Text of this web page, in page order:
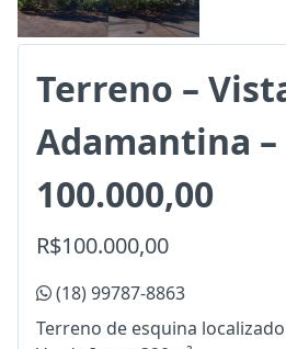
Terreno –
Adamantina –
100.000,00
R$100.000,00
(18) 99787-8863
Terreno de esquina